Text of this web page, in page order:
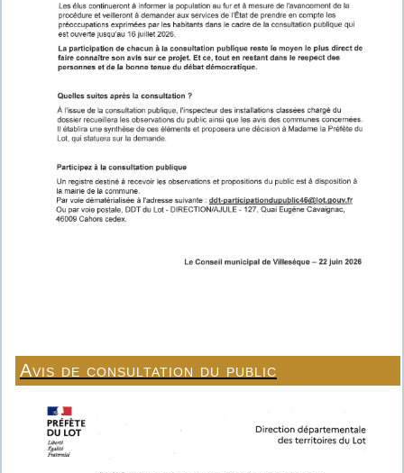
Avis de consultation du public